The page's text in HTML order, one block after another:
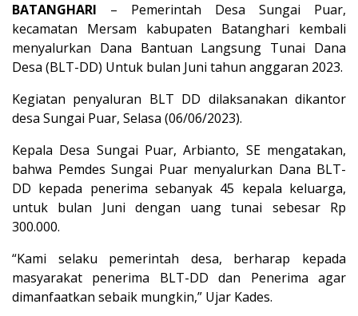
BATANGHARI – Pemerintah Desa Sungai Puar,
kecamatan Mersam kabupaten Batanghari kembali
menyalurkan Dana Bantuan Langsung Tunai Dana
Desa (BLT-DD) Untuk bulan Juni tahun anggaran 2023.
Kegiatan penyaluran BLT DD dilaksanakan dikantor
desa Sungai Puar, Selasa (06/06/2023).
Kepala Desa Sungai Puar,Arbianto, SEmengatakan,
bahwa Pemdes Sungai Puar menyalurkan Dana BLT-
DD kepada penerima sebanyak 45 kepala keluarga,
untuk bulan Juni dengan uang tunai sebesar Rp
300.000.
“Kami selaku pemerintah desa, berharap kepada
masyarakat penerima BLT-DD dan Penerima agar
dimanfaatkan sebaik mungkin,” Ujar Kades.